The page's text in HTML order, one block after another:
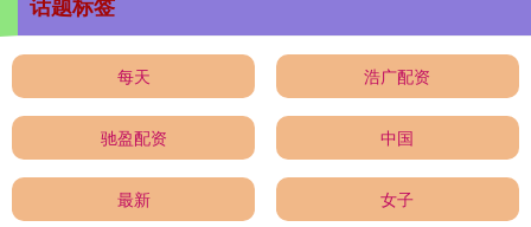
话题标签
每天 浩广配资
驰盈配资 中国
最新 女子